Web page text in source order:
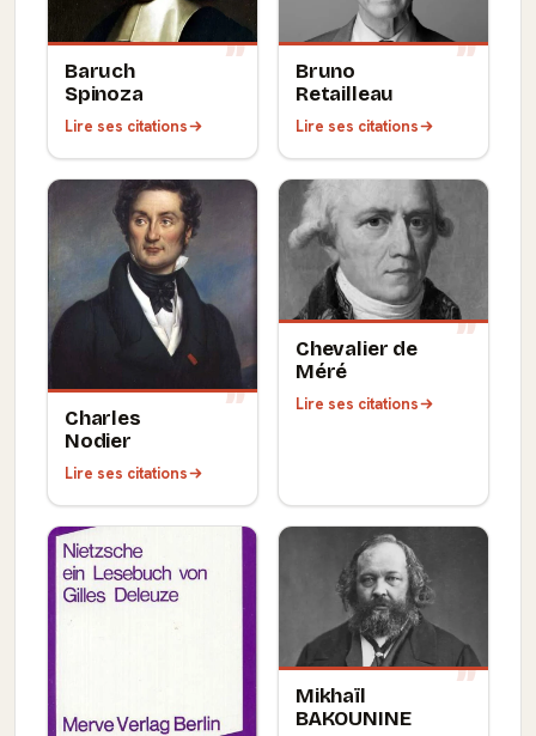
Baruch
Spinoza
Lire ses citations
Bruno
Retailleau
Lire ses citations
Charles
Nodier
Lire ses citations
Chevalier de
Méré
Lire ses citations
Mikhaïl
BAKOUNINE